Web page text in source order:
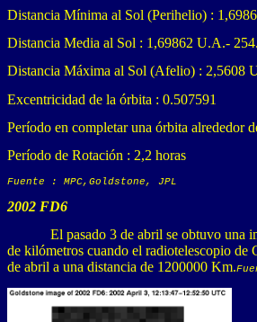
Distancia Mínima al Sol (Perihelio) :
Distancia Media al Sol : 1,69862 U.A.-
Distancia Máxima al Sol (Afelio) : 2,5608
Excentricidad de la órbita : 0.507591
Período en completar una órbita alrededor
Período de Rotación : 2,2 horas
Fuente : MPC,Goldstone, JPL
2002 FD6
El pasado 3 de abril se obtuvo una
de kilómetros cuando el radiotelescopio de
de abril a una distancia de 1200000 Km.